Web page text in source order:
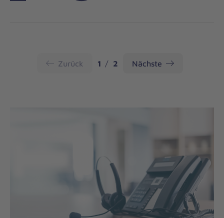
Zurück Seite
1 Seite
2 Nächste